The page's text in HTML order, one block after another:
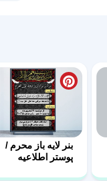
بنر لایه باز محرم /
پوستر اطلاعیه